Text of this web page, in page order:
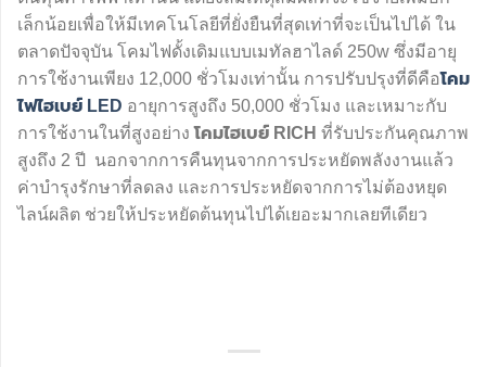
เล็กน้อยเพื่อให้มีเทคโนโลยีที่ยั่งยืนที่สุดเท่าที่จะเป็นไปได้ ใน
ตลาดปัจจุบัน โคมไฟดั้งเดิมแบบเมทัลฮาไลด์ 250w ซึ่งมีอายุ
การใช้งานเพียง 12,000 ชั่วโมงเท่านั้น การปรับปรุงที่ดีคือโคม
ไฟไฮเบย์ LED อายุการสูงถึง 50,000 ชั่วโมง และเหมาะกับ
การใช้งานในที่สูงอย่างโคมไฮเบย์ RICH ที่รับประกันคุณภาพ
สูงถึง 2 ปี นอกจากการคืนทุนจากการประหยัดพลังงานแล้ว
ค่าบำรุงรักษาที่ลดลง และการประหยัดจากการไม่ต้องหยุด
ไลน์ผลิต ช่วยให้ประหยัดต้นทุนไปได้เยอะมากเลยทีเดียว